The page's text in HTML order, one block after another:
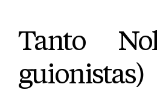
Tanto